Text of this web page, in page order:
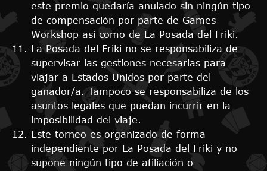
este premio quedaría anulado sin ningún tipo
de compensación por parte de Games
Workshop así como de La Posada del Friki.
La Posada del Friki no se responsabiliza de
supervisar las gestiones necesarias para
viajar a Estados Unidos por parte del
ganador/a. Tampoco se responsabiliza de los
asuntos legales que puedan incurrir en la
imposibilidad del viaje.
Este torneo es organizado de forma
independiente por La Posada del Friki y no
supone ningún tipo de afiliación o